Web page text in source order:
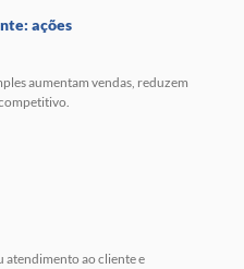
ações
aumentam vendas, reduzem
atendimento ao cliente e